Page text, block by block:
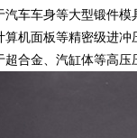
车车身等大型锻件模
机面板等精密级进冲
合金、汽缸体等高压